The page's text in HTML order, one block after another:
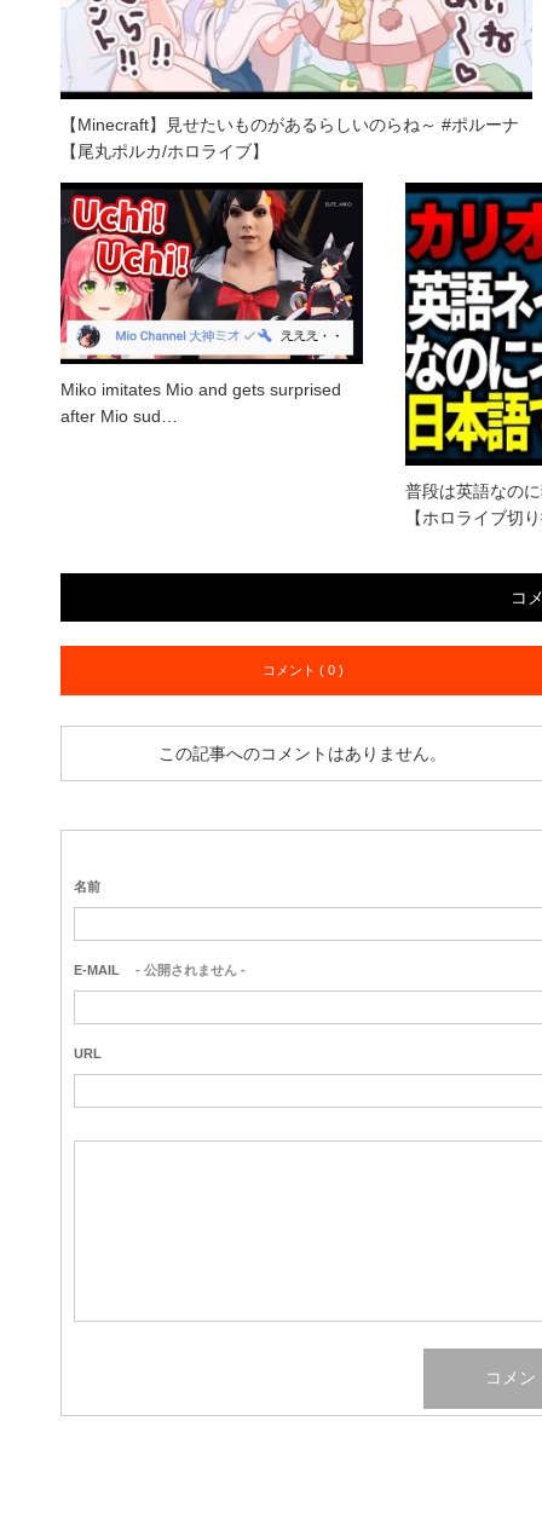
【Minecraft】見せたいものがあるらしいのらね～ #ポルーナ
【尾丸ポルカ/ホロライブ】
Miko imitates Mio and gets surprised
after Mio sud…
普段は英語なの
【ホロライブ切
コ
コメント ( 0 )
この記事へのコメントはありません。
名前
E-MAIL - 公開されません -
URL